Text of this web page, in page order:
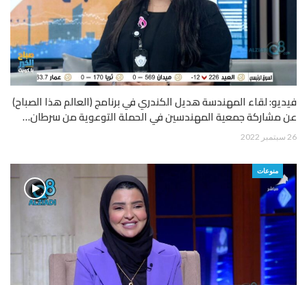
فيديو: لقاء المهندسة هديل الكندري في برنامج (العالم هذا الصباح)
عن مشاركة جمعية المهندسين في الحملة التوعوية من سرطان…
26 سبتمبر 2022
منوعات